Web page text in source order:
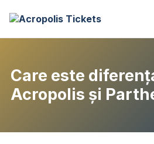
Care este
Acropolis și